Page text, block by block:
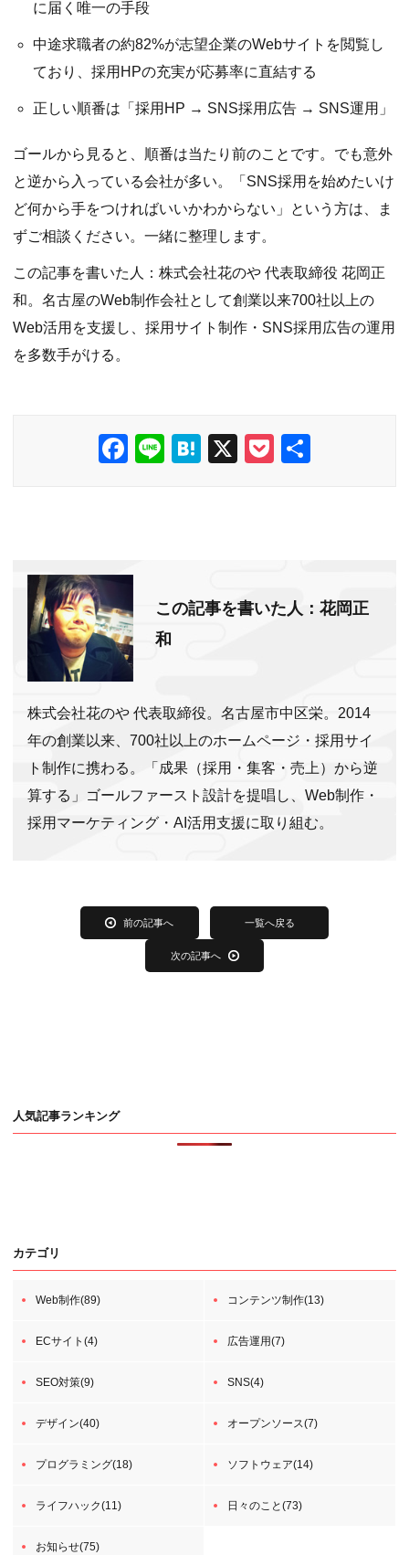
に届く唯一の手段
中途求職者の約82%が志望企業のWebサイトを閲覧し
ており、採用HPの充実が応募率に直結する
正しい順番は「採用HP → SNS採用広告 → SNS運用」
ゴールから見ると、順番は当たり前のことです。でも意外
と逆から入っている会社が多い。「SNS採用を始めたいけ
ど何から手をつければいいかわからない」という方は、ま
ずご相談ください。一緒に整理します。
この記事を書いた人：株式会社花のや 代表取締役 花岡正
和。名古屋のWeb制作会社として創業以来700社以上の
Web活用を支援し、採用サイト制作・SNS採用広告の運用
を多数手がける。
F
Li
H
X
P
この記事を書いた人：花岡正
和
株式会社花のや 代表取締役。名古屋市中区栄。2014
年の創業以来、700社以上のホームページ・採用サイ
ト制作に携わる。「成果（採用・集客・売上）から逆
算する」ゴールファースト設計を提唱し、Web制作・
採用マーケティング・AI活用支援に取り組む。
前の記事へ 一覧へ戻る
次の記事へ
人気記事ランキング
カテゴリ
Web制作(89) コンテンツ制作(13)
ECサイト(4) 広告運用(7)
SEO対策(9) SNS(4)
デザイン(40) オープンソース(7)
プログラミング(18) ソフトウェア(14)
ライフハック(11) 日々のこと(73)
お知らせ(75)